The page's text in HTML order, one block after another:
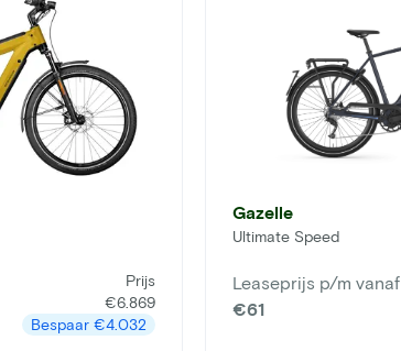
Prijs
€6.869
Bespaar €4.032
Gazelle
Ultimate Speed
Leaseprijs p/m vanaf
€61